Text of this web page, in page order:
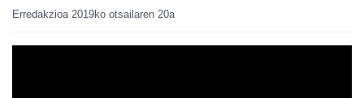
Erredakzioa 2019ko otsailaren 20a